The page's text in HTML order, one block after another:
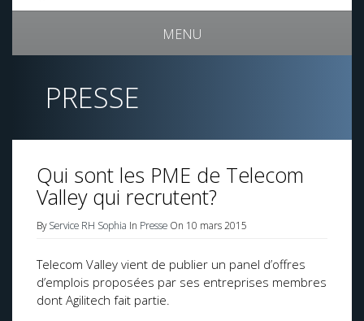
MENU
PRESSE
Qui sont les PME de Telecom
Valley qui recrutent?
ByService RH Sophia In Presse On 10 mars 2015
Telecom Valley vient de publier un panel d’offres
d’emplois proposées par ses entreprises membres
dont Agilitech fait partie.